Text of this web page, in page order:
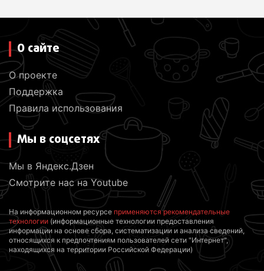
О сайте
О проекте
Поддержка
Правила использования
Мы в соцсетях
Мы в Яндекс.Дзен
Смотрите нас на Youtube
На информационном ресурсе применяются рекомендательные
технологии (информационные технологии предоставления
информации на основе сбора, систематизации и анализа сведений,
относящихся к предпочтениям пользователей сети "Интернет",
находящихся на территории Российской Федерации)